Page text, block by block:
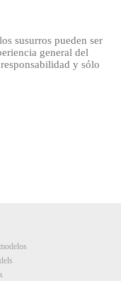
susurros pueden ser
general del
y sólo